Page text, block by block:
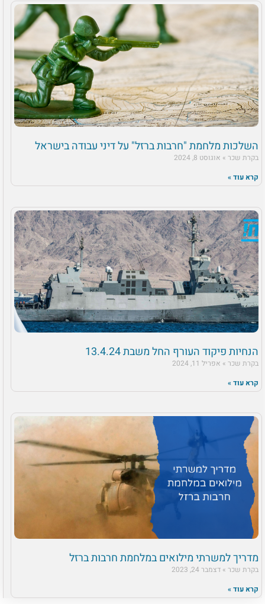
השלכות מלחמת "חרבות ברזל" על דיני עבודה בישראל
בקרת שכר
אוגוסט 8, 2024
קרא עוד »
הנחיות פיקוד העורף החל משבת 13.4.24
בקרת שכר
אפריל 11, 2024
קרא עוד »
מדריך למשרתי מילואים במלחמת חרבות ברזל
בקרת שכר
דצמבר 24, 2023
קרא עוד »